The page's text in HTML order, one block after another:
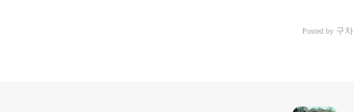
Posted by 구